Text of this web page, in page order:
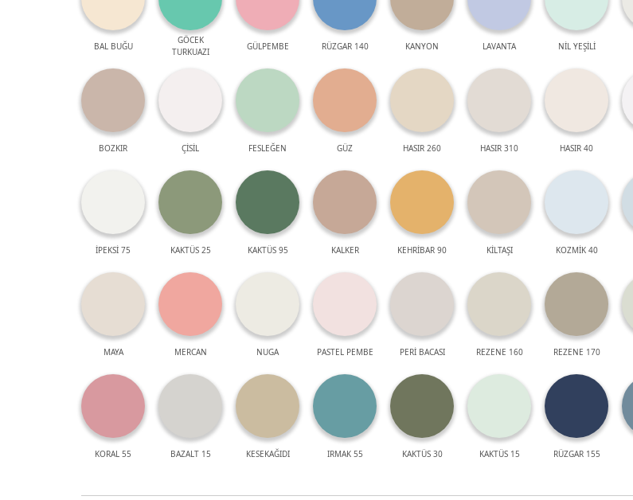
BAL BUĞU
GÖCEK
TURKUAZI
GÜLPEMBE RÜZGAR 140 KANYON LAVANTA NİL YEŞİLİ
BOZKIR ÇİSİL FESLEĞEN GÜZ HASIR 260 HASIR 310 HASIR 40
İPEKSİ 75 KAKTÜS 25 KAKTÜS 95 KALKER KEHRİBAR 90 KİLTAŞI KOZMİK 40
MAYA MERCAN NUGA PASTEL PEMBE PERİ BACASI REZENE 160 REZENE 170
KORAL 55 BAZALT 15 KESEKAĞIDI IRMAK 55 KAKTÜS 30 KAKTÜS 15 RÜZGAR 155